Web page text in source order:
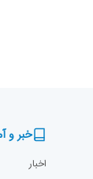
خبر و
اخبار